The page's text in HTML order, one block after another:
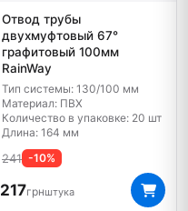
Отвод трубы
двухмуфтовый 67°
графитовый 100мм
RainWay
Тип системы: 130/100 мм
Материал: ПВХ
Количество в упаковке: 20 шт
Длина: 164 мм
241 -10%
217грнштука